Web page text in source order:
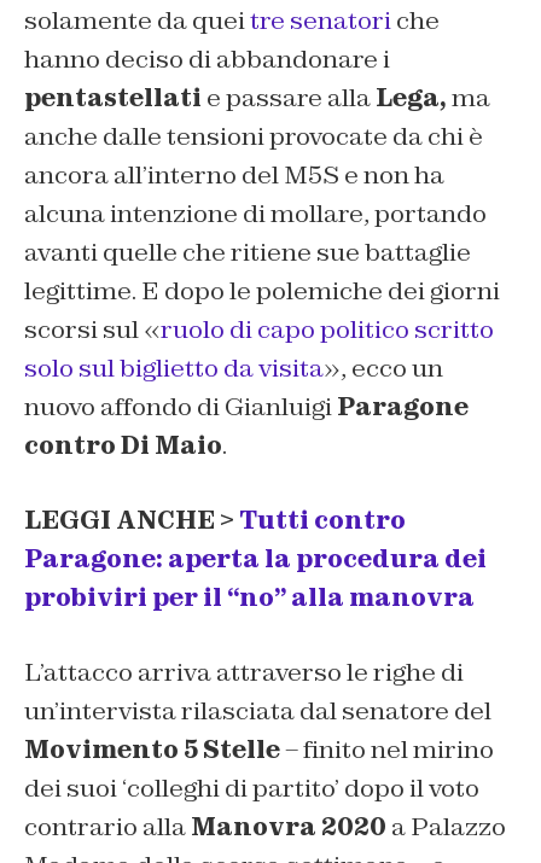
solamente da queitre senatoriche
hanno deciso di abbandonare i
pentastellati e passare allaLega,ma
anche dalle tensioni provocate da chi è
ancora all’interno del M5S e non ha
alcuna intenzione di mollare, portando
avanti quelle che ritiene sue battaglie
legittime. E dopo le polemiche dei giorni
scorsi sul «ruolo di capo politico scritto
solo sul biglietto da visita», ecco un
nuovo affondo di GianluigiParagone
contro Di Maio.
LEGGI ANCHE > Tutti contro
Paragone: aperta la procedura dei
probiviri per il “no” alla manovra
L’attacco arriva attraverso le righe di
un’intervista rilasciata dal senatore del
Movimento 5 Stelle– finito nel mirino
dei suoi ‘colleghi di partito’ dopo il voto
contrario allaManovra 2020 a Palazzo